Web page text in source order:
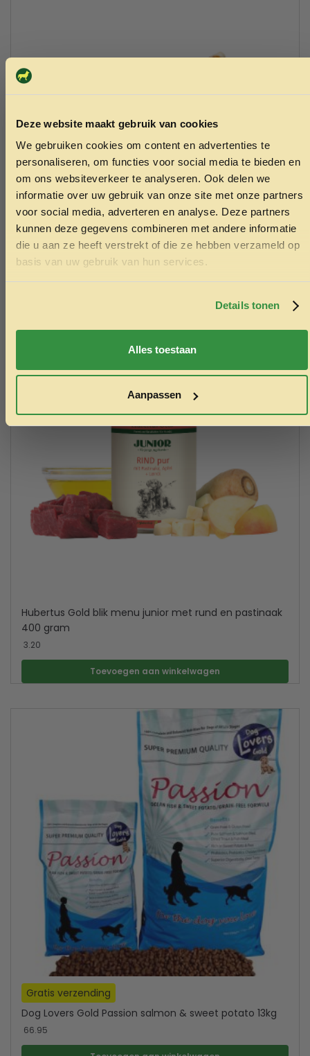
Deze website maakt gebruik van cookies
We gebruiken cookies om content en advertenties te
personaliseren, om functies voor social media te bieden en
om ons websiteverkeer te analyseren. Ook delen we
informatie over uw gebruik van onze site met onze partners
voor social media, adverteren en analyse. Deze partners
kunnen deze gegevens combineren met andere informatie
die u aan ze heeft verstrekt of die ze hebben verzameld op
basis van uw gebruik van hun services.
Details tonen
Alles toestaan
Aanpassen
Culinaire kauwstaaf met kip 12,5cm per stuk
0.50
Hubertus Gold blik menu junior met rund en pastinaak
400 gram
3.20
Toevoegen aan winkelwagen
Gratis verzending
Dog Lovers Gold Passion salmon & sweet potato 13kg
66.95
ONTVANG 5% KORTING OP
JE EERSTE BESTELLING!
Ontvang korting
Door je in te schrijven ga je akkoord met het ontvangen van
Nee, ik wil geen korting